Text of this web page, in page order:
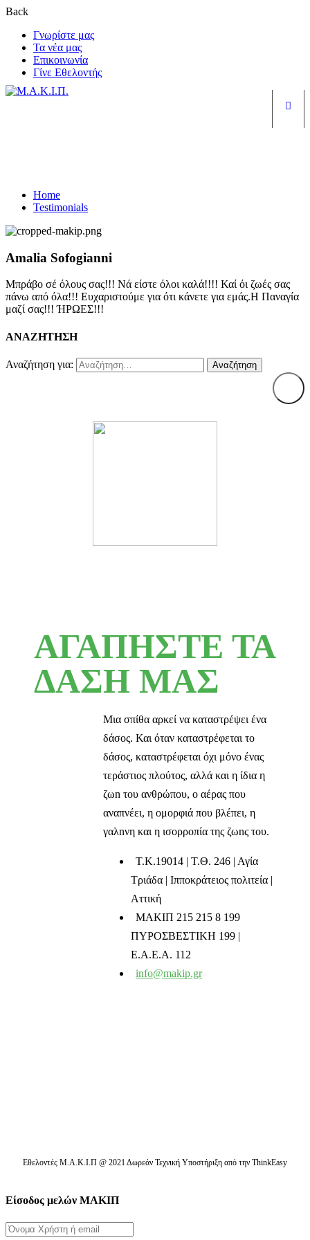
Back
Γνωρίστε μας
Τα νέα μας
Επικοινωνία
Γίνε Εθελοντής
Home
Testimonials
Amalia Sofogianni
Μπράβο σέ όλους σας!!! Νά είστε όλοι καλά!!!! Καί όι ζωές σας
πάνω από όλα!!! Ευχαριστούμε για ότι κάνετε για εμάς.Η Παναγία
μαζί σας!!! ΉΡΩΕΣ!!!
ΑΝΑΖΗΤΗΣΗ
Αναζήτηση για:
ΑΓΑΠΗΣΤΕ ΤΑ
ΔΑΣΗ ΜΑΣ
Μια σπίθα αρκεί να καταστρέψει ένα
δάσος. Και όταν καταστρέφεται το
δάσος, καταστρέφεται όχι μόνο ένας
τεράστιος πλούτος, αλλά και η ίδια η
ζωn του ανθρώπου, ο αέρας που
αναπνέει, η ομορφιά που βλέπει, η
γαλnνη και η ισορροπία της ζωnς του.
T.K.19014 | Τ.Θ. 246 | Αγία
Τριάδα | Ιπποκράτειος πολιτεία |
Αττική
ΜΑΚΙΠ 215 215 8 199
ΠΥΡΟΣΒΕΣΤΙΚΗ 199 |
Ε.Α.Ε.Α. 112
info@makip.gr
Εθελοντές Μ.Α.Κ.Ι.Π @ 2021 Δωρεάν Τεχνική Υποστήριξη από την ThinkEasy
Είσοδος μελών ΜΑΚΙΠ